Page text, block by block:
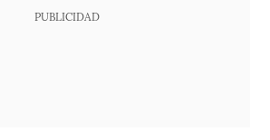
PUBLICIDAD